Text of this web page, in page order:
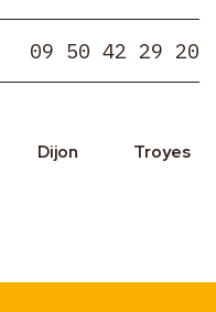
09 50 42 29 20
Dijon
Troyes